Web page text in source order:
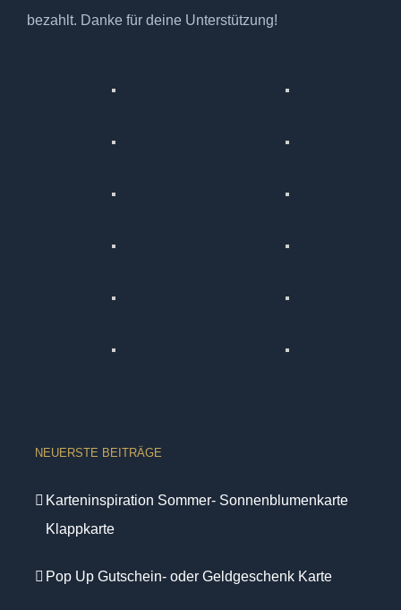
bezahlt. Danke für deine Unterstützung!
NEUERSTE BEITRÄGE
Karteninspiration Sommer- Sonnenblumenkarte
Klappkarte
Pop Up Gutschein- oder Geldgeschenk Karte